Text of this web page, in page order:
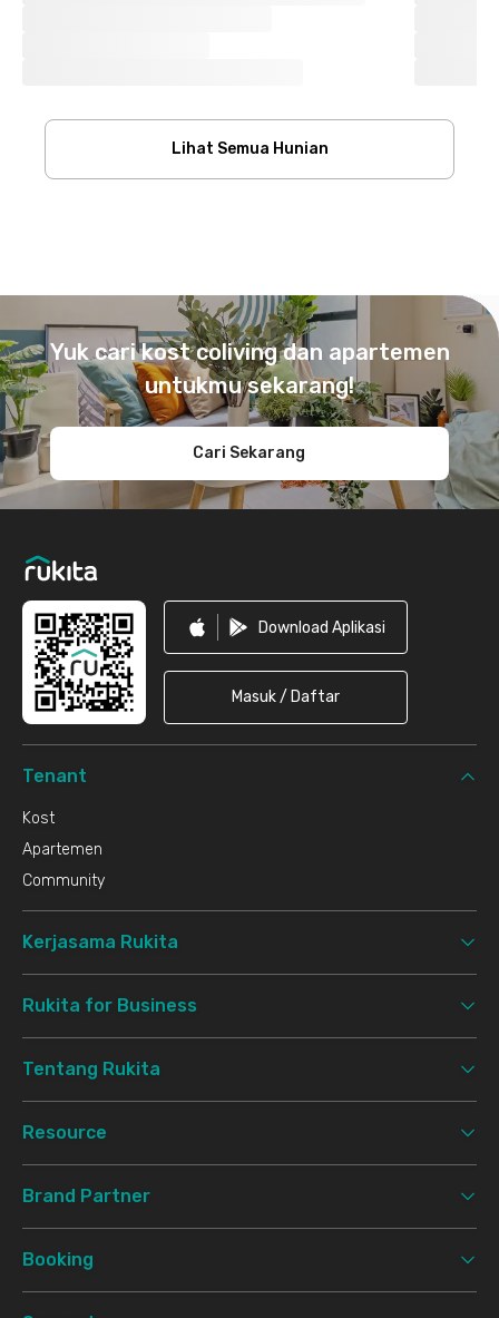
Lihat Semua Hunian
Yuk cari kost coliving dan apartemen
untukmu sekarang!
Cari Sekarang
Download Aplikasi
Masuk / Daftar
Tenant
Kost
Apartemen
Community
Kerjasama Rukita
Rukita for Business
Tentang Rukita
Resource
Brand Partner
Booking